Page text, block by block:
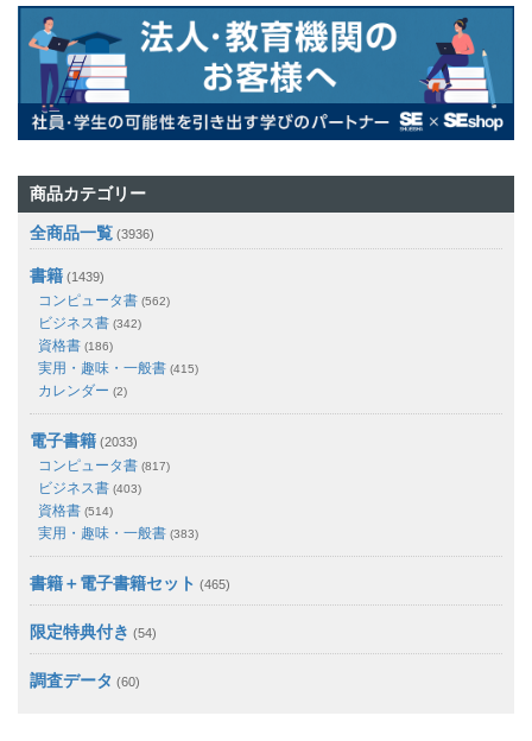
商品カテゴリー
全商品一覧 (3936)
書籍 (1439)
コンピュータ書 (562)
ビジネス書 (342)
資格書 (186)
実用・趣味・一般書 (415)
カレンダー (2)
電子書籍 (2033)
コンピュータ書 (817)
ビジネス書 (403)
資格書 (514)
実用・趣味・一般書 (383)
書籍＋電子書籍セット (465)
限定特典付き (54)
調査データ (60)